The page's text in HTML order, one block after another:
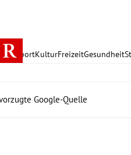
SportKulturFreizeitGesundheit
Google-Quelle